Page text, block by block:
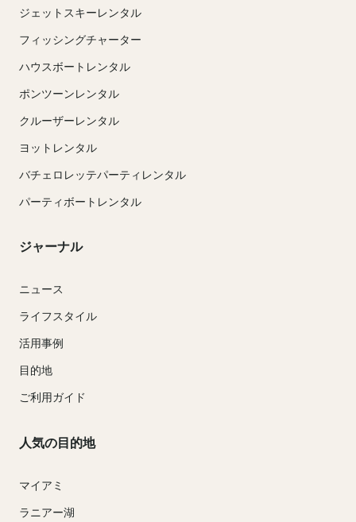
ジェットスキーレンタル
フィッシングチャーター
ハウスボートレンタル
ポンツーンレンタル
クルーザーレンタル
ヨットレンタル
バチェロレッテパーティレンタル
パーティボートレンタル
ジャーナル
ニュース
ライフスタイル
活用事例
目的地
ご利用ガイド
人気の目的地
マイアミ
ラニアー湖